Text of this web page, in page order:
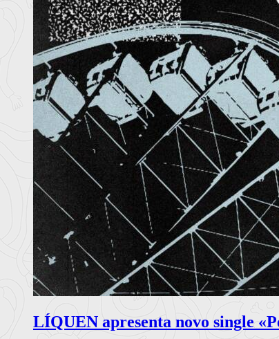
LÍQUEN apresenta novo single